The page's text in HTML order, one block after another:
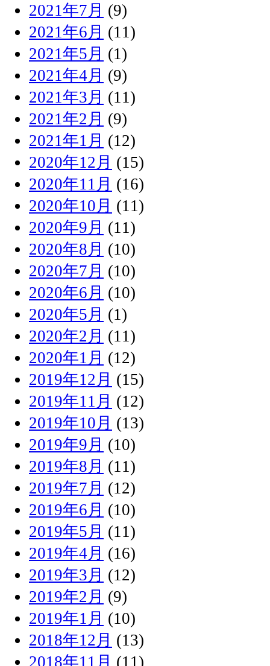
2021年7月 (9)
2021年6月 (11)
2021年5月 (1)
2021年4月 (9)
2021年3月 (11)
2021年2月 (9)
2021年1月 (12)
2020年12月 (15)
2020年11月 (16)
2020年10月 (11)
2020年9月 (11)
2020年8月 (10)
2020年7月 (10)
2020年6月 (10)
2020年5月 (1)
2020年2月 (11)
2020年1月 (12)
2019年12月 (15)
2019年11月 (12)
2019年10月 (13)
2019年9月 (10)
2019年8月 (11)
2019年7月 (12)
2019年6月 (10)
2019年5月 (11)
2019年4月 (16)
2019年3月 (12)
2019年2月 (9)
2019年1月 (10)
2018年12月 (13)
2018年11月 (11)